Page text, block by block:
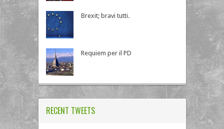
Brexit; bravi tutti.
Requiem per il PD
RECENT TWEETS